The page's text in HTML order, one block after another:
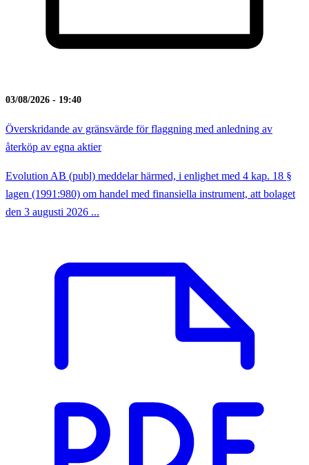
03/08/2026 - 19:40
Överskridande av gränsvärde för flaggning med anledning av
återköp av egna aktier
Evolution AB (publ) meddelar härmed, i enlighet med 4 kap. 18 §
lagen (1991:980) om handel med finansiella instrument, att bolaget
den 3 augusti 2026 ...